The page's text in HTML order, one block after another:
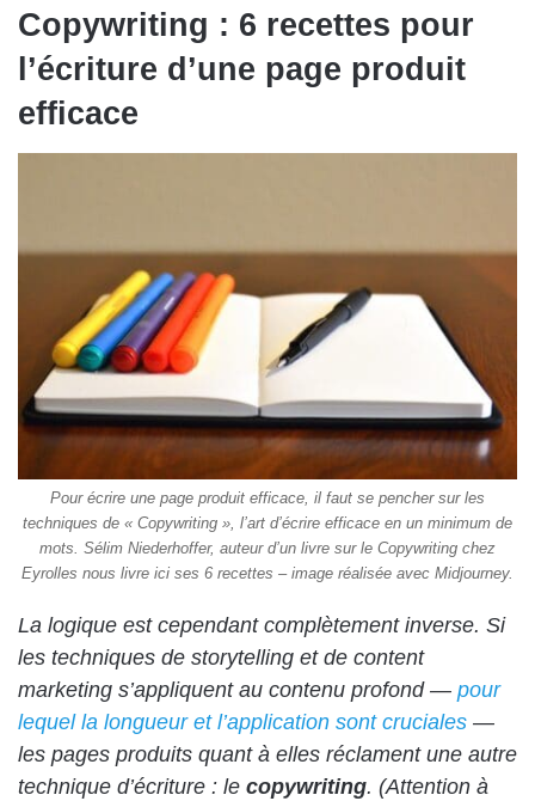
Copywriting : 6 recettes pour
l’écriture d’une page produit
efficace
Pour écrire une page produit efficace, il faut se pencher sur les
techniques de « Copywriting », l’art d’écrire efficace en un minimum de
mots. Sélim Niederhoffer, auteur d’un livre sur le Copywriting chez
Eyrolles nous livre ici ses 6 recettes – image réalisée avec Midjourney.
La logique est cependant complètement inverse. Si
les techniques de storytelling et de content
marketing s’appliquent au contenu profond — pour
lequel la longueur et l’application sont cruciales —
les pages produits quant à elles réclament une autre
technique d’écriture : le copywriting. (Attention à